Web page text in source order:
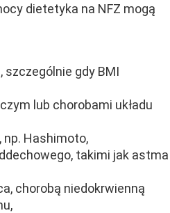
dietetyka na NFZ mogą
szczególnie gdy BMI
lub chorobami układu
np. Hashimoto,
takimi jak astma
chorobą niedokrwienną